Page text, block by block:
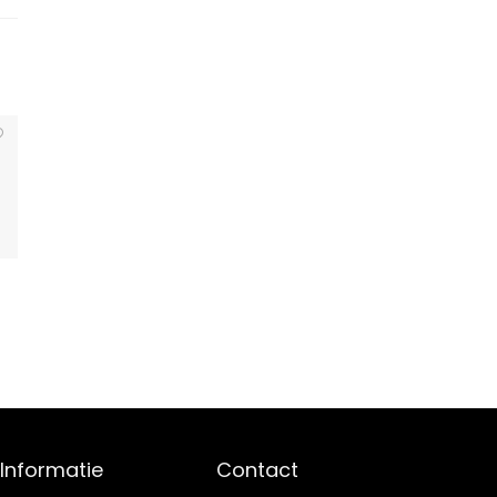
Informatie Contact